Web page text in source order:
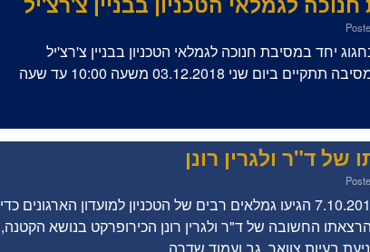
יחד במסיבת חנוכה לגמלאי הטכניון בבניין צ'רצ'יל
בטכניון. המסיבה תתקיים ביום שני 03.12.2018 משעה 10:00 עד שעה
של ד"ר ולגרין רונן
בתאריך 7.10.2018 הגיעו גמלאים רבים של הטכניון למועדון הארגונים כדי
החשובה של ד"ר ולגרין רונן הכירופרקט בנושא הקטנה,